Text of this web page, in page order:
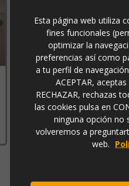
-3% DE
transferencia bancaria
p3977
Esta página web utiliza
fines funcionales
optimizar la
preferencias así como
a tu perfil de
ACEPTAR,
RECHAZAR, rechazas
las cookies pulsa en
ninguna opción no
volveremos a
web.